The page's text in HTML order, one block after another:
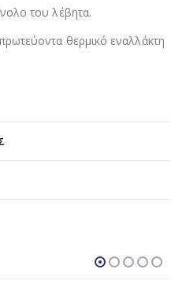
του λέβητα.
θερμικό εναλλάκτη